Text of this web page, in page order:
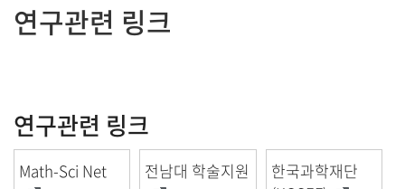
연구관련 링크
연구관련 링크
Math-Sci Net 전남대 학술지원
한국과학재단